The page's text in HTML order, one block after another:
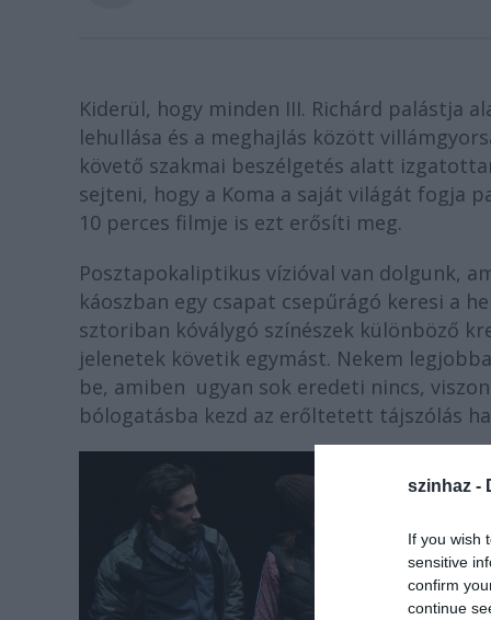
szinhaz -
If you wish
sensitive
confirm
continue
Kiderül, hogy minden III. Richárd palástja
lehullása és a meghajlás között
követő szakmai beszélgetés alatt
sejteni, hogy a Koma a saját világát fogja
10 perces filmje is ezt erősíti meg.
Posztapokaliptikus vízióval van dolgunk,
káoszban egy csapat csepűrágó keresi a
sztoriban kóválygó színészek különböző
jelenetek követik egymást. Nekem
be, amiben ugyan sok eredeti nincs,
bólogatásba kezd az erőltetett tájszólás